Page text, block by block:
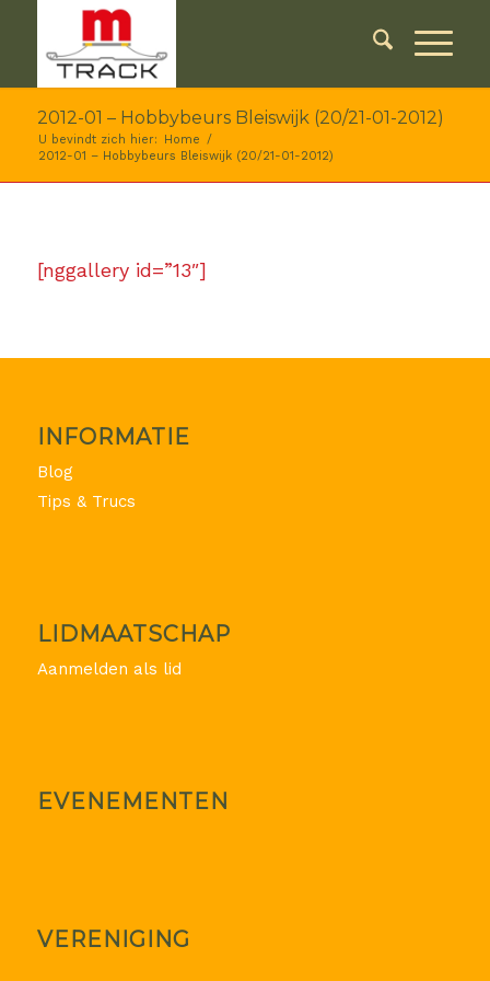
2012-01 – Hobbybeurs Bleiswijk (20/21-01-2012)
U bevindt zich hier: Home /
2012-01 – Hobbybeurs Bleiswijk (20/21-01-2012)
[nggallery id=”13″]
INFORMATIE
Blog
Tips & Trucs
LIDMAATSCHAP
Aanmelden als lid
EVENEMENTEN
VERENIGING